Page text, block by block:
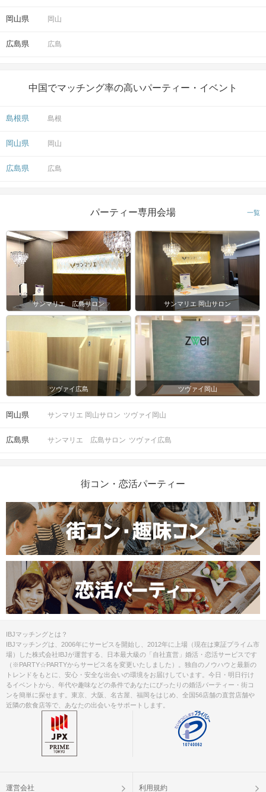
岡山県 岡山
広島県 広島
中国でマッチング率の高いパーティー・イベント
島根県 島根
岡山県 岡山
広島県 広島
パーティー専用会場 一覧
サンマリエ 広島サロン サンマリエ 岡山サロン
ツヴァイ広島 ツヴァイ岡山
岡山県 サンマリエ 岡山サロン ツヴァイ岡山
広島県 サンマリエ 広島サロン ツヴァイ広島
街コン・恋活パーティー
IBJマッチングとは？
IBJマッチングは、2006年にサービスを開始し、2012年に上場（現在は東証プライム市
場）した株式会社IBJが運営する、日本最大級の「自社直営」婚活・恋活サービスです
（※PARTY☆PARTYからサービス名を変更いたしました）。独自のノウハウと最新の
トレンドをもとに、安心・安全な出会いの環境をお届けしています。今日・明日行け
るイベントから、年代や趣味などの条件であなたにぴったりの婚活パーティー・街コ
ンを簡単に探せます。東京、大阪、名古屋、福岡をはじめ、全国56店舗の直営店舗や
近隣の飲食店等で、あなたの出会いをサポートします。
運営会社 利用規約